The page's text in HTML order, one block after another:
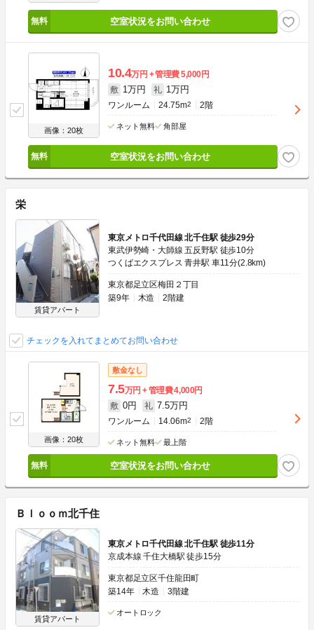
空室状況をお問い合わせ
画像：20枚
10.4万円 管理費5,000円
敷 1万円 礼 1万円
ワンルーム 24.75m2 2階
ネット無料 角部屋
空室状況をお問い合わせ
栄
賃貸アパート
東京メトロ千代田線 北千住駅 徒歩29分
東武伊勢崎・大師線 五反野駅 徒歩10分
つくばエクスプレス 青井駅 車11分(2.8km)
東京都足立区梅田２丁目
築9年
木造 2階建
チェックを入れてまとめてお問い合わせ
画像：20枚
敷金なし
7.5万円 管理費4,000円
敷 0円 礼 7.5万円
ワンルーム 14.06m2 2階
ネット無料 最上階
空室状況をお問い合わせ
Ｂｌｏｏｍ北千住
賃貸アパート
東京メトロ千代田線 北千住駅 徒歩11分
京成本線 千住大橋駅 徒歩15分
東京都足立区千住龍田町
築14年
木造 3階建
オートロック